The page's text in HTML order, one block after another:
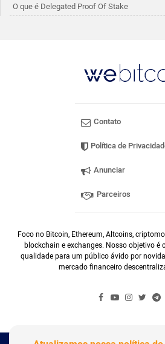
O que é Delegated Proof Of Stake
Contato
Política de
Anunciar
Parceiros
Foco no Bitcoin, Ethereum, Altcoins,
blockchain e exchanges. Nosso objetivo
qualidade para um público ávido por
mercado financeiro